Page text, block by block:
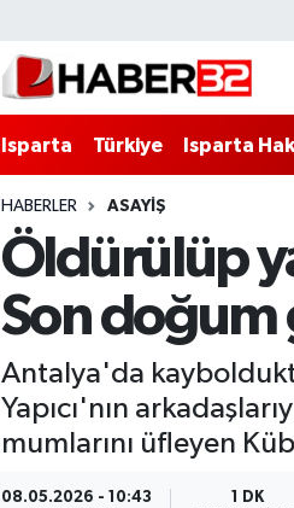
Isparta Türkiye Isparta
HABERLER ASAYİŞ
Öldürülüp
Son doğum
Antalya'da
Yapıcı'nın
mumlarını üfleyen
08.05.2026 - 10:43 1 DK
ki;
TEKNOLOJİ
Nöbetçi Eczaneler
Hava Durumu
Yoğunluk Haritası
Puan Durumu ve Fikstür
Haberleri